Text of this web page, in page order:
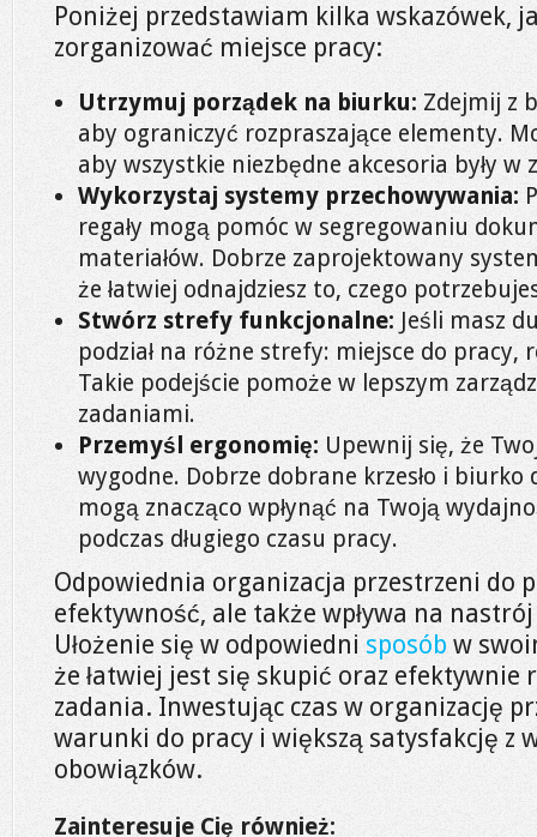
Poniżej przedstawiam kilka wskazówek,
zorganizować miejsce pracy:
Utrzymuj porządek na biurku: Zdejmij z
aby ograniczyć rozpraszające elementy.
aby wszystkie niezbędne akcesoria były w
Wykorzystaj systemy przechowywania:
regały mogą pomóc w segregowaniu
materiałów. Dobrze zaprojektowany
że łatwiej odnajdziesz to, czego
Stwórz strefy funkcjonalne: Jeśli masz
podział na różne strefy: miejsce do pracy,
Takie podejście pomoże w lepszym
zadaniami.
Przemyśl ergonomię: Upewnij się, że
wygodne. Dobrze dobrane krzesło i
mogą znacząco wpłynąć na Twoją
podczas długiego czasu pracy.
Odpowiednia organizacja przestrzeni do
efektywność, ale także wpływa na
Ułożenie się w odpowiedni sposób w
że łatwiej jest się skupić oraz efektywnie
zadania. Inwestując czas w organizację
warunki do pracy i większą satysfakcję z
obowiązków.
Zainteresuje Cię również: